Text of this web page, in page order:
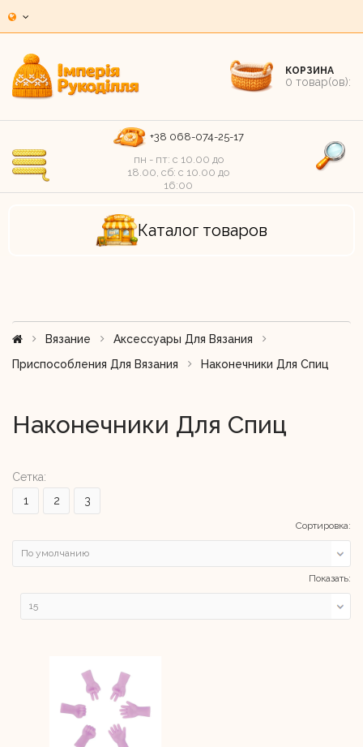
КОРЗИНА
0 товар(ов):
+38 068-074-25-17
пн - пт: c 10.00 до
18.00, сб: c 10.00 до
16:00
Каталог товаров
Вязание
Аксессуары Для Вязания
Приспособления Для Вязания
Наконечники Для Спиц
Наконечники Для Спиц
Сетка:
1
2 3
Сортировка:
Показать: